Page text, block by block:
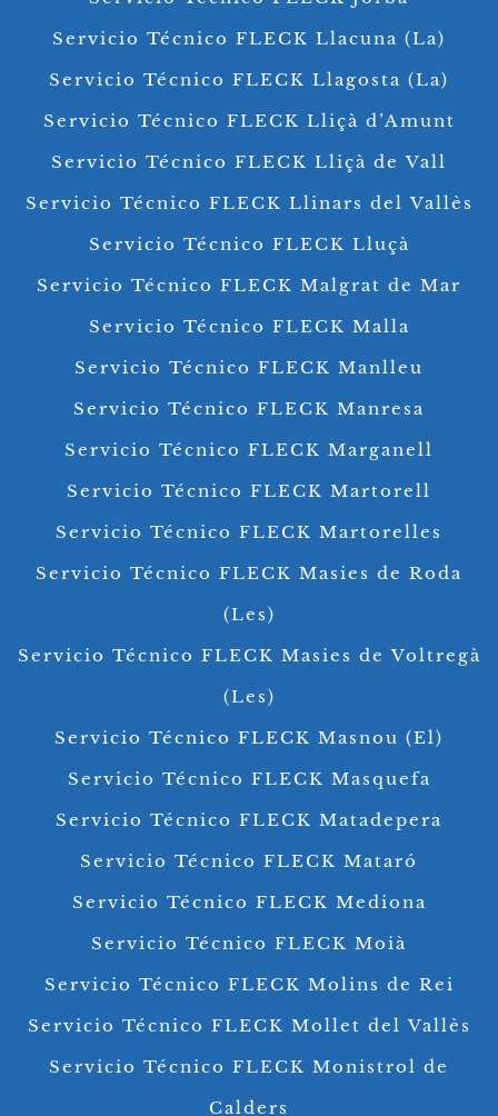
Servicio Técnico FLECK Llacuna (La)
Servicio Técnico FLECK Llagosta (La)
Servicio Técnico FLECK Lliçà d’Amunt
Servicio Técnico FLECK Lliçà de Vall
Servicio Técnico FLECK Llinars del Vallès
Servicio Técnico FLECK Lluçà
Servicio Técnico FLECK Malgrat de Mar
Servicio Técnico FLECK Malla
Servicio Técnico FLECK Manlleu
Servicio Técnico FLECK Manresa
Servicio Técnico FLECK Marganell
Servicio Técnico FLECK Martorell
Servicio Técnico FLECK Martorelles
Servicio Técnico FLECK Masies de Roda
(Les)
Servicio Técnico FLECK Masies de Voltregà
(Les)
Servicio Técnico FLECK Masnou (El)
Servicio Técnico FLECK Masquefa
Servicio Técnico FLECK Matadepera
Servicio Técnico FLECK Mataró
Servicio Técnico FLECK Mediona
Servicio Técnico FLECK Moià
Servicio Técnico FLECK Molins de Rei
Servicio Técnico FLECK Mollet del Vallès
Servicio Técnico FLECK Monistrol de
Calders